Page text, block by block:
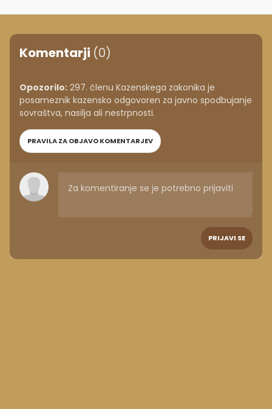
Komentarji (0)
Opozorilo: 297. členu Kazenskega zakonika je
posameznik kazensko odgovoren za javno spodbujanje
sovraštva, nasilja ali nestrpnosti.
PRAVILA ZA OBJAVO KOMENTARJEV
PRIJAVI SE